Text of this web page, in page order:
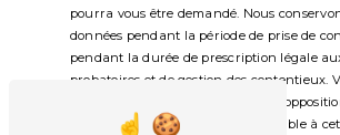
pourra vous être demandé. Nous
données pendant la période de prise de
pendant la durée de prescription légale
probatoires et de gestion des contentieux.
droit de vous inscrire sur la liste
démarchage téléphonique, disponible à